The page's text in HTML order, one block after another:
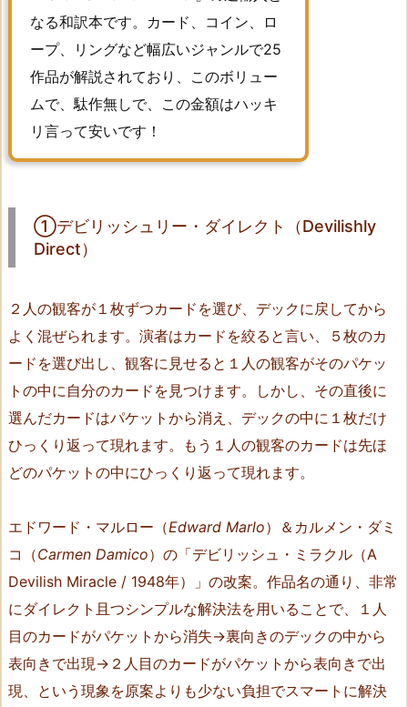
レ
ク
ト
（D
i
y
D
c
t）
3.
タ
カ
ギ
イ
ン
ズ・
なる和訳本です。カード、コイン、ロ
ープ、リングなど幅広いジャンルで25
作品が解説されており、このボリュー
ムで、駄作無しで、この金額はハッキ
リ言って安いです！
①デビリッシュリー・ダイレクト（Devilishly
Direct）
２人の観客が１枚ずつカードを選び、デックに戻してから
よく混ぜられます。演者はカードを絞ると言い、５枚のカ
ードを選び出し、観客に見せると１人の観客がそのパケッ
トの中に自分のカードを見つけます。しかし、その直後に
選んだカードはパケットから消え、デックの中に１枚だけ
ひっくり返って現れます。もう１人の観客のカードは先ほ
どのパケットの中にひっくり返って現れます。
エドワード・マルロー（Edward Marlo）＆カルメン・ダミ
コ（Carmen Damico）の「デビリッシュ・ミラクル（A
Devilish Miracle / 1948年）」の改案。作品名の通り、非常
にダイレクト且つシンプルな解決法を用いることで、１人
目のカードがパケットから消失→裏向きのデックの中から
表向きで出現→２人目のカードがパケットから表向きで出
現、という現象を原案よりも少ない負担でスマートに解決